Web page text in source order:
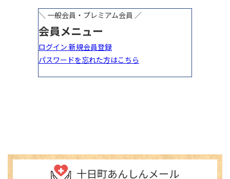
十日町あんしんメール